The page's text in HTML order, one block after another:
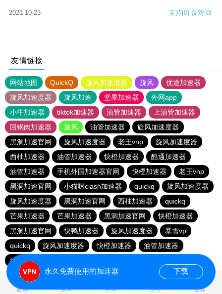
2021-10-23 支持[0] 反对[0]
友情链接
网站地图 QuickQ 旋风加速度器 旋风
优途加速器
旋风加速度器
旋风加速 坚果加速器
外网app
小牛加速器
tiktok加速器 油管加速器
上油管加速器
回锅肉加速器
旋风 油管加速器
旋风加速度器
黑洞加速官网
旋风加速度器 老王vnp
旋风加速度器
西柚加速器
油管加速器 快橙加速器
酷通加速器
油管加速器
手机外国加速器官网 快橙加速器
老王vnp
黑洞加速官网
小猫咪ciash加速器 quickq
旋风加速度器
旋风加速度器
黑洞加速官网 西柚加速器
quickq
芒果加速器
芒果加速器 黑洞加速官网
快橙加速器
黑洞加速官网
快鸭加速器 旋风加速度器
暴雪vp
quickq
旋风加速度器 快橙加速器
油管加速器
油管加速器
首页 安卓 苹果 排行 推荐
永久免费使用的加速器 下载